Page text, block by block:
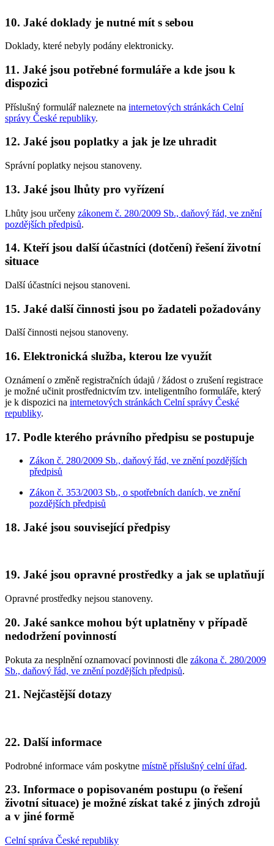
10. Jaké doklady je nutné mít s sebou
Doklady, které nebyly podány elektronicky.
11. Jaké jsou potřebné formuláře a kde jsou k
dispozici
Příslušný formulář naleznete na internetových stránkách Celní
správy České republiky.
12. Jaké jsou poplatky a jak je lze uhradit
Správní poplatky nejsou stanoveny.
13. Jaké jsou lhůty pro vyřízení
Lhůty jsou určeny zákonem č. 280/2009 Sb., daňový řád, ve znění
pozdějších předpisů.
14. Kteří jsou další účastníci (dotčení) řešení životní
situace
Další účastníci nejsou stanoveni.
15. Jaké další činnosti jsou po žadateli požadovány
Další činnosti nejsou stanoveny.
16. Elektronická služba, kterou lze využít
Oznámení o změně registračních údajů / žádost o zrušení registrace
je možné učinit prostřednictvím tzv. inteligentního formuláře, který
je k dispozici na internetových stránkách Celní správy České
republiky.
17. Podle kterého právního předpisu se postupuje
Zákon č. 280/2009 Sb., daňový řád, ve znění pozdějších
předpisů
Zákon č. 353/2003 Sb., o spotřebních daních, ve znění
pozdějších předpisů
18. Jaké jsou související předpisy
19. Jaké jsou opravné prostředky a jak se uplatňují
Opravné prostředky nejsou stanoveny.
20. Jaké sankce mohou být uplatněny v případě
nedodržení povinností
Pokuta za nesplnění oznamovací povinnosti dle zákona č. 280/2009
Sb., daňový řád, ve znění pozdějších předpisů.
21. Nejčastější dotazy
22. Další informace
Podrobné informace vám poskytne místně příslušný celní úřad.
23. Informace o popisovaném postupu (o řešení
životní situace) je možné získat také z jiných zdrojů
a v jiné formě
Celní správa České republiky